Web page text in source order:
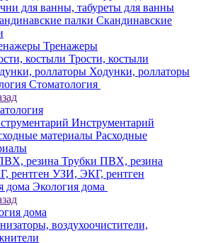
для ванны, табуреты для ванны
Скандинавские
Тренажеры
Трости, костыли
Ходунки, роллаторы
Стоматология
Инструментарий
Расходные
Трубки ПВХ, резина
УЗИ, ЭКГ, рентген
Экология дома
дома